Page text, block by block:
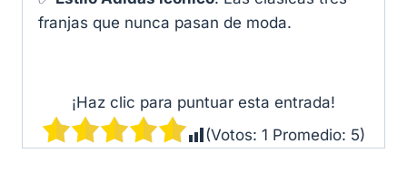
franjas que nunca pasan de moda.
¡Haz clic para puntuar esta entrada!
(Votos: 1 Promedio: 5)